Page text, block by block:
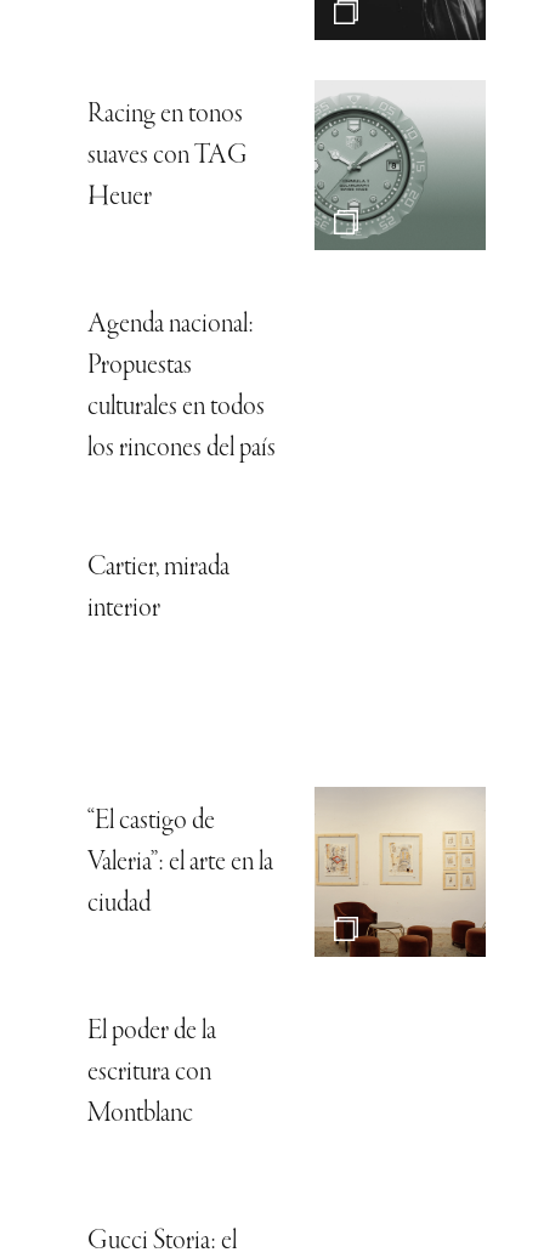
Racing en tonos
suaves con TAG
Heuer
Agenda nacional:
Propuestas
culturales en todos
los rincones del país
Cartier, mirada
interior
“El castigo de
Valeria”: el arte en la
ciudad
El poder de la
escritura con
Montblanc
Gucci Storia: el